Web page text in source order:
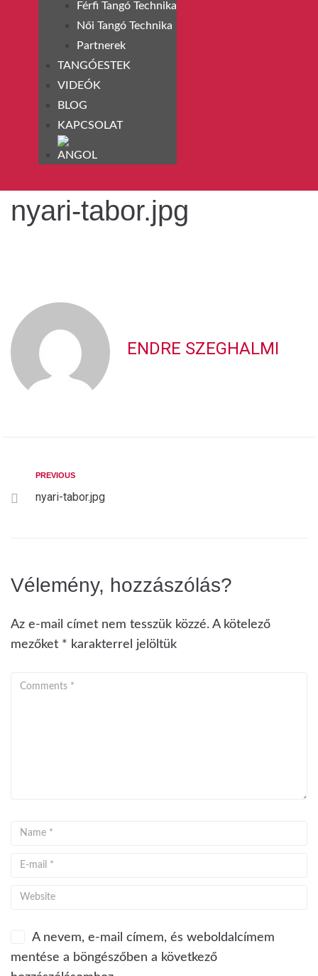
Férfi Tangó Technika
Női Tangó Technika
Partnerek
TANGÓESTEK
VIDEÓK
BLOG
KAPCSOLAT
nyari-tabor.jpg
ENDRE SZEGHALMI
PREVIOUS
nyari-tabor.jpg
Vélemény, hozzászólás?
Az e-mail címet nem tesszük közzé. A kötelező
mezőket * karakterrel jelöltük
A nevem, e-mail címem, és weboldalcímem
mentése a böngészőben a következő